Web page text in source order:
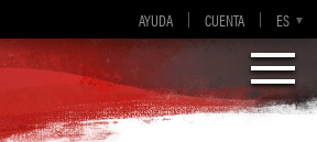
AYUDA CUENTA ES
EN
DE
FR
EN-GB
of Eternity
Guild Wars 2